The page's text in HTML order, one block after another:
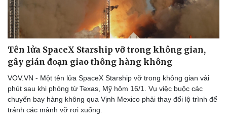
Tên lửa SpaceX Starship vỡ trong không gian,
gây gián đoạn giao thông hàng không
VOV.VN - Một tên lửa SpaceX Starship vỡ trong không gian vài
phút sau khi phóng từ Texas, Mỹ hôm 16/1. Vụ việc buộc các
chuyến bay hàng không qua Vịnh Mexico phải thay đổi lộ trình để
tránh các mảnh vỡ rơi xuống.